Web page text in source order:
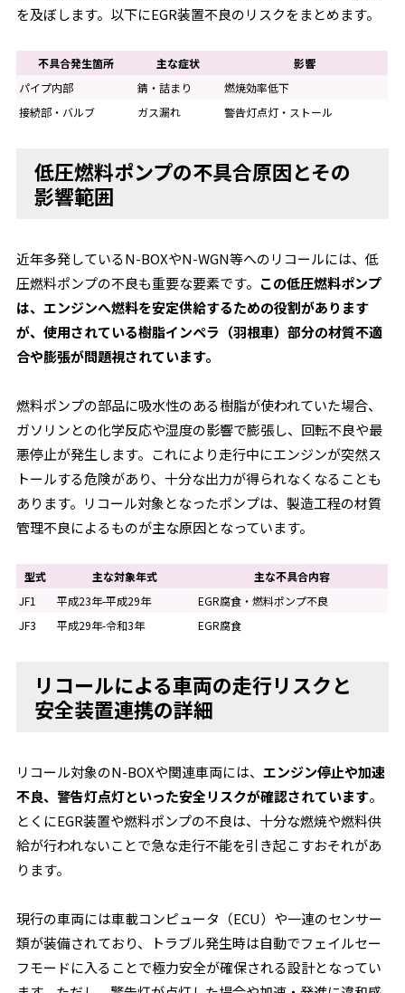
を及ぼします。以下にEGR装置不良のリスクをまとめます。
不具合発生箇所 主な症状
影響
パイプ内部
錆・詰まり
燃焼効率低下
接続部・バルブ
ガス漏れ 警告灯点灯・ストール
低圧燃料ポンプの不具合原因とその
影響範囲
近年多発しているN-BOXやN-WGN等へのリコールには、低
圧燃料ポンプの不良も重要な要素です。 この低圧燃料ポンプ
は、エンジンへ燃料を安定供給するための役割があります
が、使用されている樹脂インペラ（羽根車）部分の材質不適
合や膨張が問題視されています。
燃料ポンプの部品に吸水性のある樹脂が使われていた場合、
ガソリンとの化学反応や湿度の影響で膨張し、回転不良や最
悪停止が発生します。これにより走行中にエンジンが突然ス
トールする危険があり、十分な出力が得られなくなることも
あります。リコール対象となったポンプは、製造工程の材質
管理不良によるものが主な原因となっています。
型式 主な対象年式
主な不具合内容
JF1
平成23年-平成29年
EGR腐食・燃料ポンプ不良
JF3
平成29年-令和3年 EGR腐食
リコールによる車両の走行リスクと
安全装置連携の詳細
リコール対象のN-BOXや関連車両には、エンジン停止や加速
不良、警告灯点灯といった安全リスクが確認されています。
とくにEGR装置や燃料ポンプの不良は、十分な燃焼や燃料供
給が行われないことで急な走行不能を引き起こすおそれがあ
ります。
現行の車両には車載コンピュータ（ECU）や一連のセンサー
類が装備されており、トラブル発生時は自動でフェイルセー
フモードに入ることで極力安全が確保される設計となってい